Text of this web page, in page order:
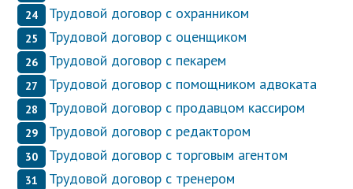
Трудовой договор с охранником
Трудовой договор с оценщиком
Трудовой договор с пекарем
Трудовой договор с помощником адвоката
Трудовой договор с продавцом кассиром
Трудовой договор с редактором
Трудовой договор с торговым агентом
Трудовой договор с тренером